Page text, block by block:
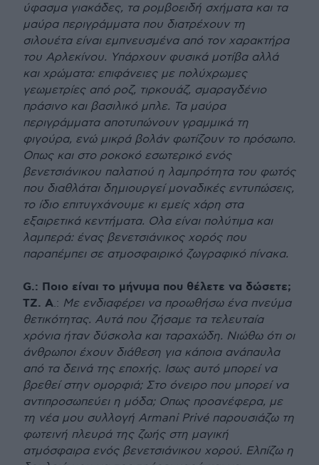
ύφασμα γιακάδες, τα ρομβοειδή σχήματα και τα
μαύρα περιγράμματα που διατρέχουν τη
σιλουέτα είναι εμπνευσμένα από τον χαρακτήρα
του Αρλεκίνου. Υπάρχουν φυσικά μοτίβα αλλά
και χρώματα: επιφάνειες με πολύχρωμες
γεωμετρίες από ροζ, τιρκουάζ, σμαραγδένιο
πράσινο και βασιλικό μπλε. Τα μαύρα
περιγράμματα αποτυπώνουν γραμμικά τη
φιγούρα, ενώ μικρά βολάν φωτίζουν το πρόσωπο.
Οπως και στο ροκοκό εσωτερικό ενός
βενετσιάνικου παλατιού η λαμπρότητα του φωτός
που διαθλάται δημιουργεί μοναδικές εντυπώσεις,
το ίδιο επιτυγχάνουμε κι εμείς χάρη στα
εξαιρετικά κεντήματα. Ολα είναι πολύτιμα και
λαμπερά: ένας βενετσιάνικος χορός που
παραπέμπει σε ατμοσφαιρικό ζωγραφικό πίνακα.
G.: Ποιο είναι το μήνυμα που θέλετε να δώσετε;
ΤΖ. Α.: Με ενδιαφέρει να προωθήσω ένα πνεύμα
θετικότητας. Αυτά που ζήσαμε τα τελευταία
χρόνια ήταν δύσκολα και ταραχώδη. Νιώθω ότι οι
άνθρωποι έχουν διάθεση για κάποια ανάπαυλα
από τα δεινά της εποχής. Ισως αυτό μπορεί να
βρεθεί στην ομορφιά; Στο όνειρο που μπορεί να
αντιπροσωπεύει η μόδα; Οπως προανέφερα, με
τη νέα μου συλλογή Armani Privé παρουσιάζω τη
φωτεινή πλευρά της ζωής στη μαγική
ατμόσφαιρα ενός βενετσιάνικου χορού. Ελπίζω η